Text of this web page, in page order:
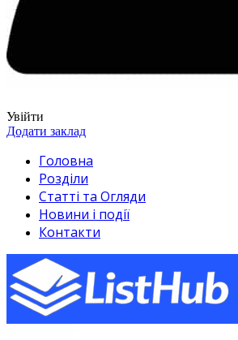
Увійти
Додати заклад
Головна
Розділи
Статті та Огляди
Новини і події
Контакти